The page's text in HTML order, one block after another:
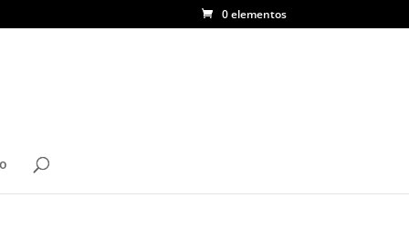
0 elementos